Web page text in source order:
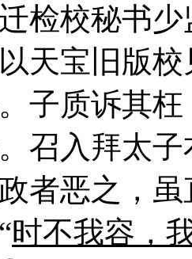
检校秘书
天宝旧版
子质诉其
召入拜太
者恶之，
时不我容，